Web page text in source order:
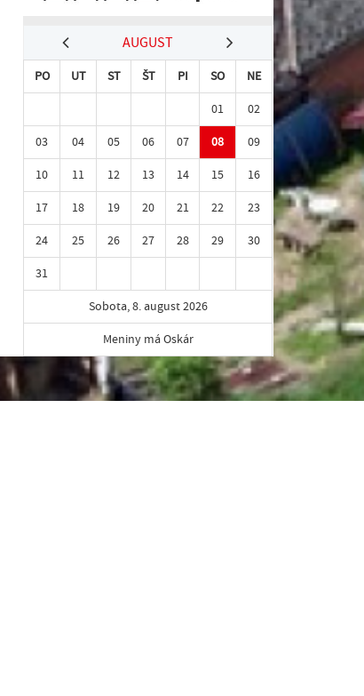
AUGUST
PO UT ST ŠT PI SO
NE
01
02
03
04 05 06 07 08
09
10
11 12 13 14 15
16
17
18 19 20 21 22
23
24
25 26 27 28 29
30
31
Sobota, 8. august 2026
Meniny má Oskár